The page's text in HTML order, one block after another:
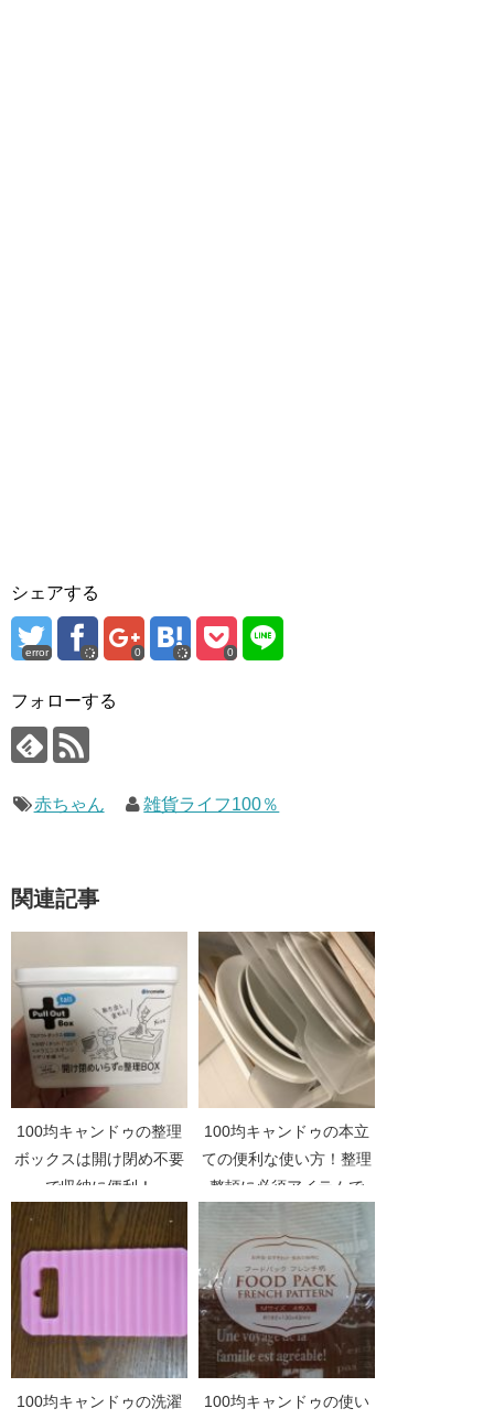
シェアする
error 0 0
フォローする
赤ちゃん 雑貨ライフ100％
関連記事
100均キャンドゥの整理
ボックスは開け閉め不要
で収納に便利！
100均キャンドゥの本立
ての便利な使い方！整理
整頓に必須アイテムで
100均キャンドゥの洗濯
100均キャンドゥの使い